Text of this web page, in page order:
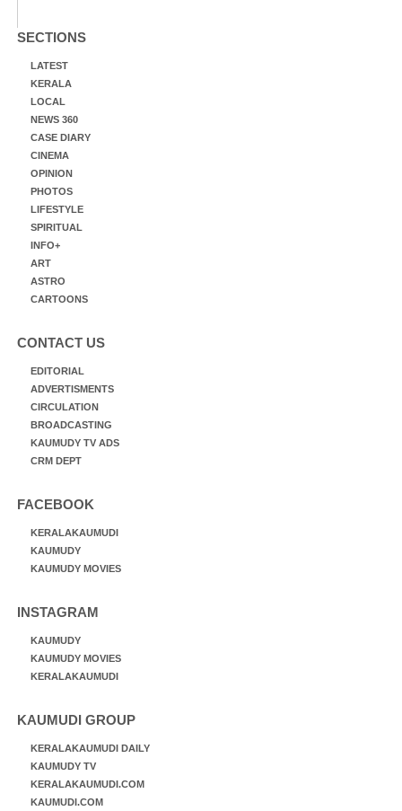
SECTIONS
LATEST
KERALA
LOCAL
NEWS 360
CASE DIARY
CINEMA
OPINION
PHOTOS
LIFESTYLE
SPIRITUAL
INFO+
ART
ASTRO
CARTOONS
CONTACT US
EDITORIAL
ADVERTISMENTS
CIRCULATION
BROADCASTING
KAUMUDY TV ADS
CRM DEPT
FACEBOOK
KERALAKAUMUDI
KAUMUDY
KAUMUDY MOVIES
INSTAGRAM
KAUMUDY
KAUMUDY MOVIES
KERALAKAUMUDI
KAUMUDI GROUP
KERALAKAUMUDI DAILY
KAUMUDY TV
KERALAKAUMUDI.COM
KAUMUDI.COM